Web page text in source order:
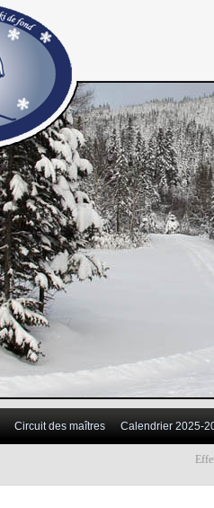
Circuit des maîtres Calendrier 2025-